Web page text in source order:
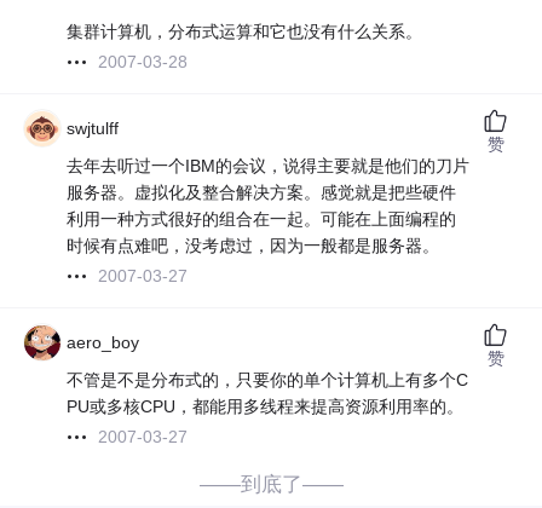
集群计算机，分布式运算和它也没有什么关系。
2007-03-28
swjtulff
去年去听过一个IBM的会议，说得主要就是他们的刀片
服务器。虚拟化及整合解决方案。感觉就是把些硬件
利用一种方式很好的组合在一起。可能在上面编程的
时候有点难吧，没考虑过，因为一般都是服务器。
2007-03-27
赞
aero_boy
不管是不是分布式的，只要你的单个计算机上有多个C
PU或多核CPU，都能用多线程来提高资源利用率的。
2007-03-27
赞
——到底了——